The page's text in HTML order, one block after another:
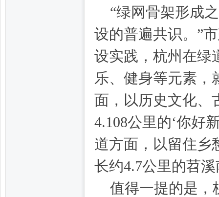
“绿网骨架形成
设的普遍共识。”
设实践，杭州在绿
乐、健身等元素，
面，以历史文化、
4.108公里的‘你好
道方面，以留住乡
长约4.7公里的苕
值得一提的是，